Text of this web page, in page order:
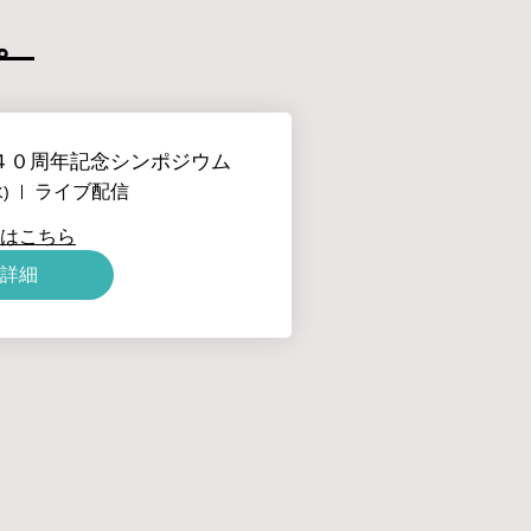
０周年記念シンポジウム
) ライブ配信
こちら
詳細